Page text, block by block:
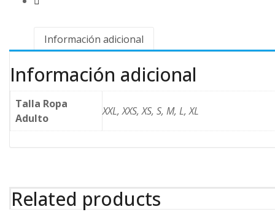
Información adicional
Información adicional
Talla Ropa
Adulto
XXL, XXS, XS, S, M, L, XL
Related products